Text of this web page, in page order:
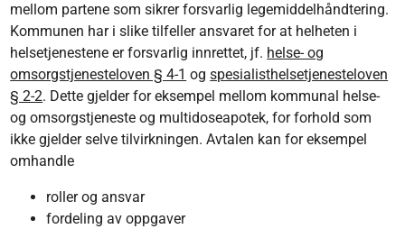
mellom partene som sikrer forsvarlig legemiddelhåndtering.
Kommunen har i slike tilfeller ansvaret for at helheten i
helsetjenestene er forsvarlig innrettet, jf. helse- og
omsorgstjenesteloven § 4-1 ogspesialisthelsetjenesteloven
§ 2-2. Dette gjelder for eksempel mellom kommunal helse-
og omsorgstjeneste og multidoseapotek, for forhold som
ikke gjelder selve tilvirkningen. Avtalen kan for eksempel
omhandle
roller og ansvar
fordeling av oppgaver